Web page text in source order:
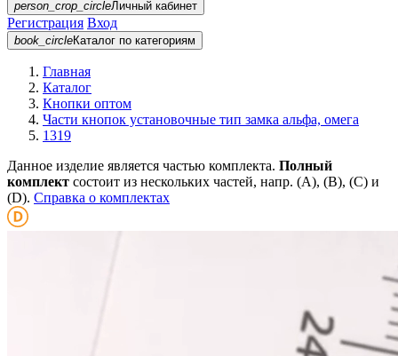
person_crop_circleЛичный кабинет
Регистрация Вход
book_circleКаталог по категориям
Главная
Каталог
Кнопки оптом
Части кнопок установочные тип замка альфа, омега
1319
Данное изделие является частью комплекта. Полный
комплект состоит из нескольких частей, напр. (А), (B), (С) и
(D). Справка о комплектах